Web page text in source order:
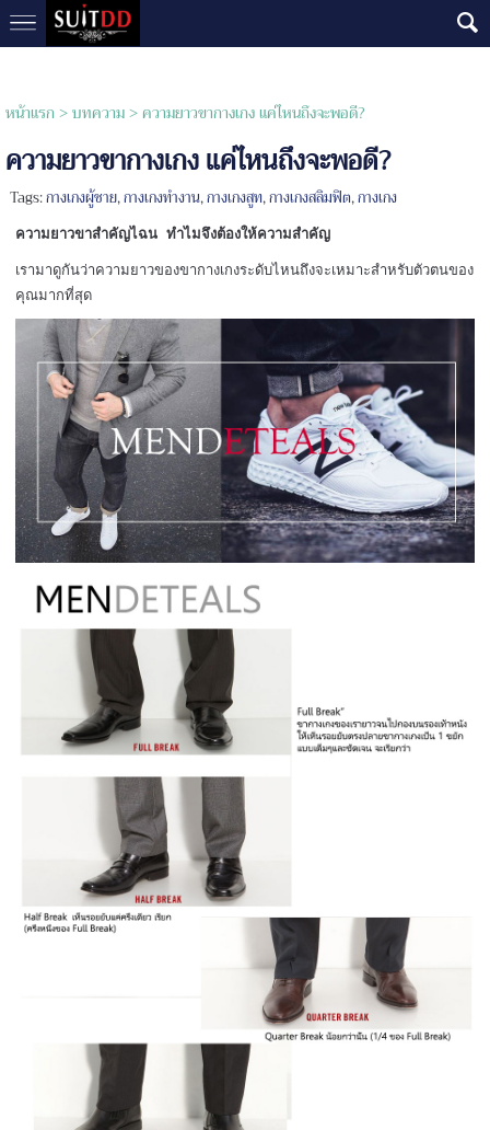
หน้าแรก > บทความ > ความยาวขากางเกง แค่ไหนถึงจะพอดี?
ความยาวขากางเกง แค่ไหนถึงจะพอดี?
Tags:กางเกงผู้ชาย,กางเกงทำงาน,กางเกงสูท,กางเกงสลิมฟิต,กางเกง
ความยาวขาสำคัญไฉน ทำไมจึงต้องให้ความสำคัญ
เรามาดูกันว่าความยาวของขากางเกงระดับไหนถึงจะเหมาะสำหรับตัวตนของ
คุณมากที่สุด